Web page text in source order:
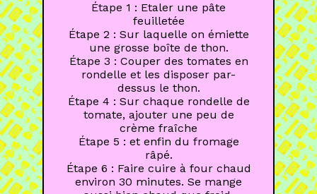
Étape 1 : Etaler une pâte
feuilletée
Étape 2 : Sur laquelle on émiette
une grosse boîte de thon.
Étape 3 : Couper des tomates en
rondelle et les disposer par-
dessus le thon.
Étape 4 : Sur chaque rondelle de
tomate, ajouter une peu de
crème fraîche
Étape 5 : et enfin du fromage
râpé.
Étape 6 : Faire cuire à four chaud
environ 30 minutes. Se mange